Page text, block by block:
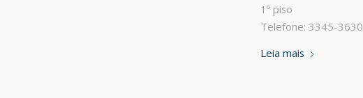
1º piso
Telefone: 3345-3630
Leia mais